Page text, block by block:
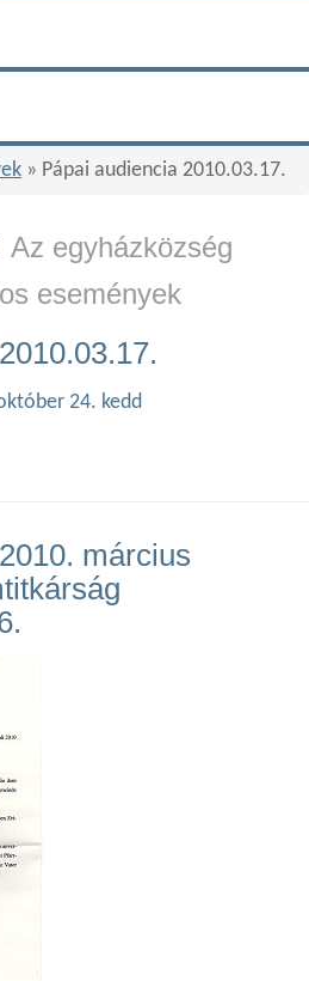
» Pápai audiencia 2010.03.17.
Az egyházközség
események
24. kedd
március